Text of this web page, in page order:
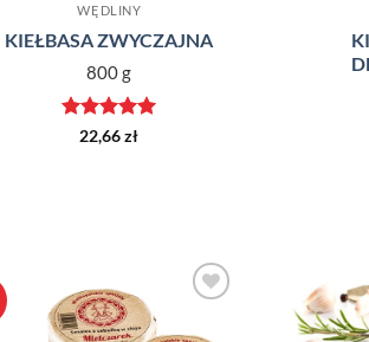
WĘDLINY
KIEŁBASA ZWYCZAJNA
800 g
Oceniono
22,66zł
ulubionych